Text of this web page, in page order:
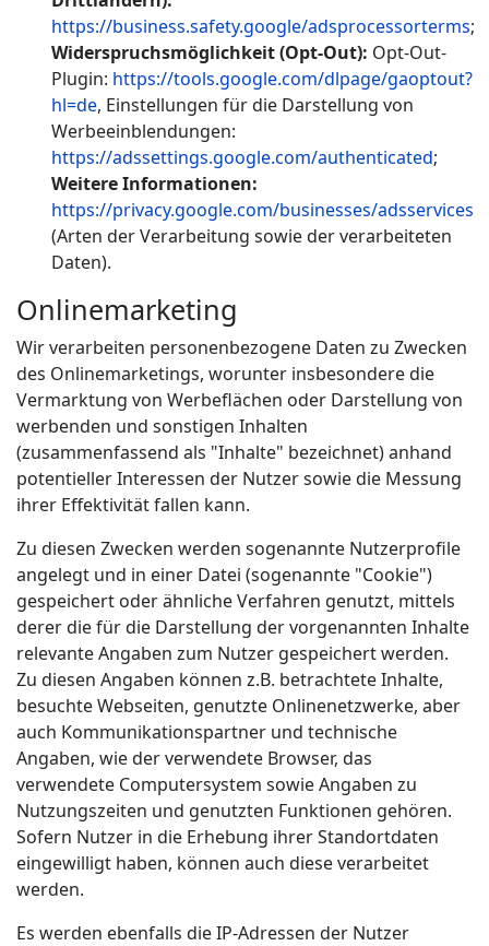
https://business.safety.google/adsprocessorterms;
Widerspruchsmöglichkeit (Opt-Out): Opt-Out-
Plugin: https://tools.google.com/dlpage/gaoptout?
hl=de, Einstellungen für die Darstellung von
Werbeeinblendungen:
https://adssettings.google.com/authenticated;
Weitere Informationen:
https://privacy.google.com/businesses/adsservices
(Arten der Verarbeitung sowie der verarbeiteten
Daten).
Onlinemarketing
Wir verarbeiten personenbezogene Daten zu Zwecken
des Onlinemarketings, worunter insbesondere die
Vermarktung von Werbeflächen oder Darstellung von
werbenden und sonstigen Inhalten
(zusammenfassend als "Inhalte" bezeichnet) anhand
potentieller Interessen der Nutzer sowie die Messung
ihrer Effektivität fallen kann.
Zu diesen Zwecken werden sogenannte Nutzerprofile
angelegt und in einer Datei (sogenannte "Cookie")
gespeichert oder ähnliche Verfahren genutzt, mittels
derer die für die Darstellung der vorgenannten Inhalte
relevante Angaben zum Nutzer gespeichert werden.
Zu diesen Angaben können z.B. betrachtete Inhalte,
besuchte Webseiten, genutzte Onlinenetzwerke, aber
auch Kommunikationspartner und technische
Angaben, wie der verwendete Browser, das
verwendete Computersystem sowie Angaben zu
Nutzungszeiten und genutzten Funktionen gehören.
Sofern Nutzer in die Erhebung ihrer Standortdaten
eingewilligt haben, können auch diese verarbeitet
werden.
Es werden ebenfalls die IP-Adressen der Nutzer